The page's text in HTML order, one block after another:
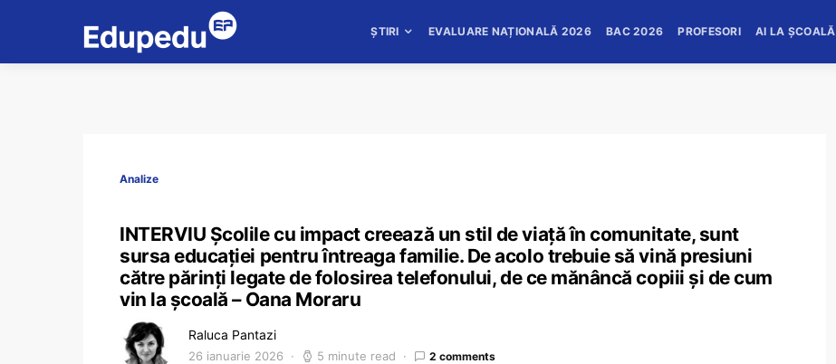
ȘTIRI EVALUARE NAȚIONALĂ 2026 BAC 2026 PROFESORI AI LA ȘCOALĂ
Analize
INTERVIU Școlile cu impact creează un stil de viață în comunitate, sunt
sursa educației pentru întreaga familie. De acolo trebuie să vină presiuni
către părinți legate de folosirea telefonului, de ce mănâncă copiii și de cum
vin la școală – Oana Moraru
Raluca Pantazi
26 ianuarie 2026 5 minute read 2 comments